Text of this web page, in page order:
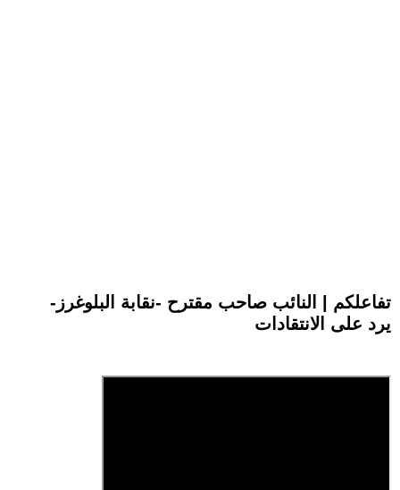
تفاعلكم | النائب صاحب مقترح -نقابة البلوغرز-
يرد على الانتقادات